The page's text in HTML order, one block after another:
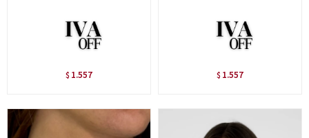
$ 1.557 $ 1.557